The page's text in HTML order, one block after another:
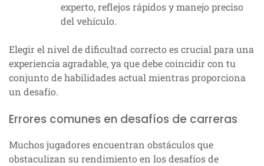
experto, reflejos rápidos y manejo preciso
del vehículo.
Elegir el nivel de dificultad correcto es crucial para una
experiencia agradable, ya que debe coincidir con tu
conjunto de habilidades actual mientras proporciona
un desafío.
Errores comunes en desafíos de carreras
Muchos jugadores encuentran obstáculos que
obstaculizan su rendimiento en los desafíos de